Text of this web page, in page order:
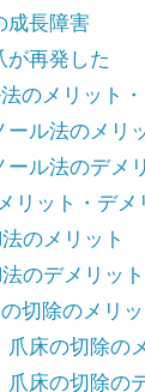
成長障害
が再発した
のメリット
ール法のメリ
ール法のデメ
リット・デメ
のメリット
のデメリット
切除のメリ
爪床の切除の
爪床の切除の